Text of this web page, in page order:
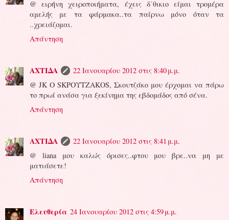
@ ειρήνη χειροποιήματα, έχεις δ΄θικιο είμαι τρομέρα
αμελής με τα φάρμακα..τα παίρνω μόνο όταν τα
..χρειάζομαι.
Απάντηση
ΑΧΤΙΔΑ
22 Ιανουαρίου 2012 στις 8:40 μ.μ.
@ JK O SΚΡΟΥΤΖΑΚΟS, Σκουτζάκο μου έρχομαι να πάρω
το πρωί ανάσα για ξεκίνημα της εβδομάδος από σένα.
Απάντηση
ΑΧΤΙΔΑ
22 Ιανουαρίου 2012 στις 8:41 μ.μ.
@ liana μου καλώς όρισες..φτου μου βρε..να μη με
ματιάσετε!
Απάντηση
Ελευθερία 24 Ιανουαρίου 2012 στις 4:59 μ.μ.